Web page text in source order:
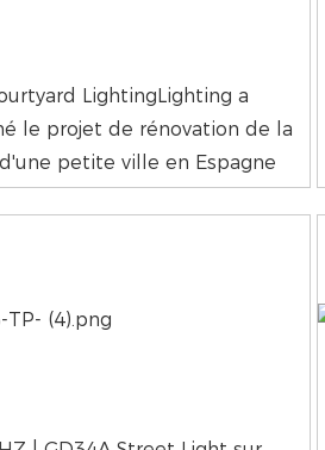
LightingLighting a
le projet de rénovation de la
petite ville en Espagne